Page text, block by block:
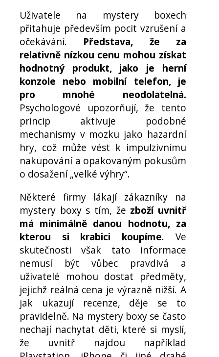
Uživatele na mystery boxech
přitahuje především pocit vzrušení a
očekávání. Představa, že za
relativně nízkou cenu mohou získat
hodnotný produkt, jako je herní
konzole nebo mobilní telefon, je
pro mnohé neodolatelná.
Psychologové upozorňují, že tento
princip aktivuje podobné
mechanismy v mozku jako hazardní
hry, což může vést k impulzivnímu
nakupování a opakovaným pokusům
o dosažení „velké výhry“.
Některé firmy lákají zákazníky na
mystery boxy s tím, že zboží uvnitř
má minimálně danou hodnotu, za
kterou si krabici koupíme. Ve
skutečnosti však tato informace
nemusí být vůbec pravdivá a
uživatelé mohou dostat předměty,
jejichž reálná cena je výrazně nižší. A
jak ukazují recenze, děje se to
pravidelně. Na mystery boxy se často
nechají nachytat děti, které si myslí,
že uvnitř najdou například